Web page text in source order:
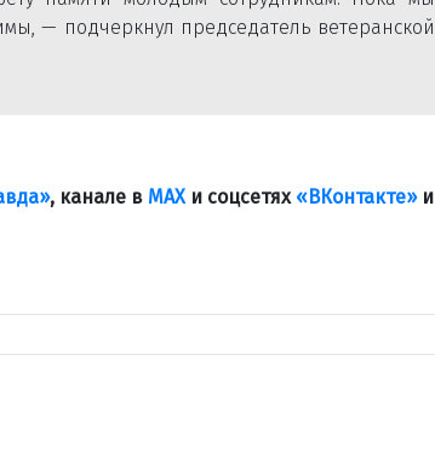
— подчеркнул председатель ветеранской
, канале в МАХ и соцсетях «ВКонтакте»и